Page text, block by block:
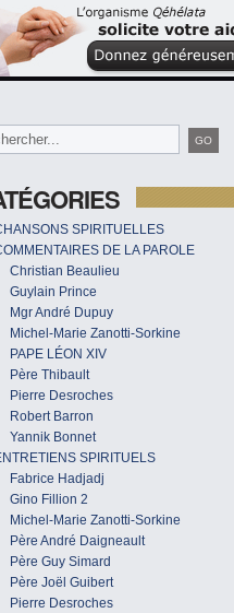
SPIRITUELLES
DE LA PAROLE
Christian Beaulieu
Guylain Prince
Mgr André Dupuy
Michel-Marie Zanotti-Sorkine
PAPE LÉON XIV
Père Thibault
Pierre Desroches
Robert Barron
Yannik Bonnet
SPIRITUELS
Fabrice Hadjadj
Gino Fillion 2
Michel-Marie Zanotti-Sorkine
Père André Daigneault
Père Guy Simard
Père Joël Guibert
Pierre Desroches